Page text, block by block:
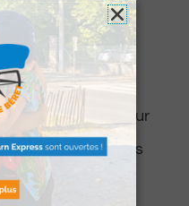
des pistes
ne signifie pas pour
dans les
contraire, les